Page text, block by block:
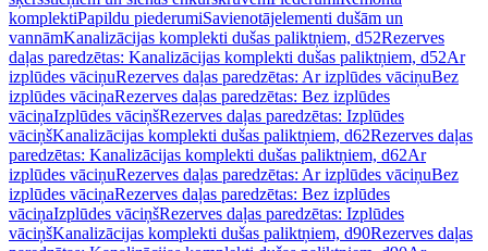
komplektiPapildu piederumiSavienotājelementi dušām un
vannāmKanalizācijas komplekti dušas paliktņiem, d52Rezerves
daļas paredzētas: Kanalizācijas komplekti dušas paliktņiem, d52Ar
izplūdes vāciņuRezerves daļas paredzētas: Ar izplūdes vāciņuBez
izplūdes vāciņaRezerves daļas paredzētas: Bez izplūdes
vāciņaIzplūdes vāciņšRezerves daļas paredzētas: Izplūdes
vāciņšKanalizācijas komplekti dušas paliktņiem, d62Rezerves daļas
paredzētas: Kanalizācijas komplekti dušas paliktņiem, d62Ar
izplūdes vāciņuRezerves daļas paredzētas: Ar izplūdes vāciņuBez
izplūdes vāciņaRezerves daļas paredzētas: Bez izplūdes
vāciņaIzplūdes vāciņšRezerves daļas paredzētas: Izplūdes
vāciņšKanalizācijas komplekti dušas paliktņiem, d90Rezerves daļas